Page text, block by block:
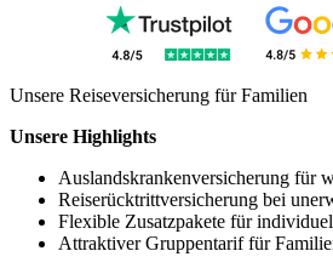
Unsere Reiseversicherung für Familien
Unsere Highlights
Auslandskrankenversicherung für
Reiserücktrittversicherung bei
Flexible Zusatzpakete für
Attraktiver Gruppentarif für